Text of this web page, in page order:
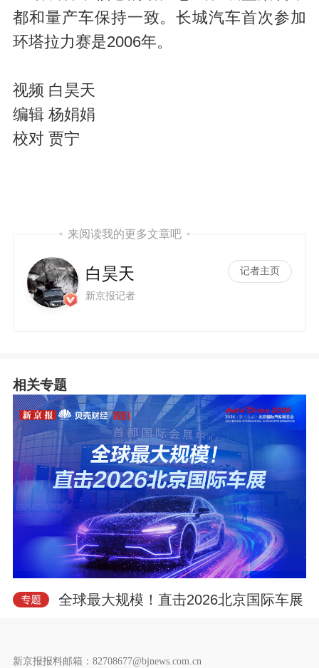
V
e
o
都和量产车保持一致。长城汽车首次参加
环塔拉力赛是2006年。
视频 白昊天
编辑 杨娟娟
校对 贾宁
来阅读我的更多文章吧
白昊天
新京报记者
记者主页
相关专题
全球最大规模！直击2026北京国际车展
新京报报料邮箱：82708677@bjnews.com.cn